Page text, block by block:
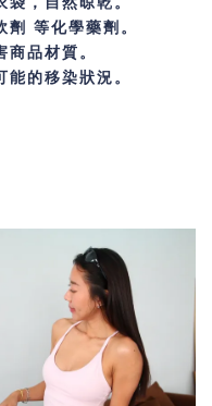
等化學藥劑。
品材質。
的移染狀況。